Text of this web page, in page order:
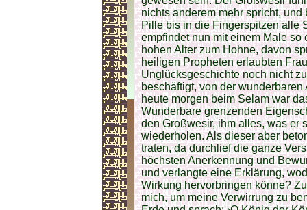
nichts anderem mehr spricht,
Pille bis in die Fingerspitzen alle
empfindet nun mit einem Male
hohen Alter zum Hohne, davon
heiligen Propheten erlaubten
Unglücksgeschichte noch nicht
beschäftigt, von der
heute morgen beim Selam war
Wunderbare grenzenden
den Großwesir, ihm alles, was er
wiederholen. Als dieser aber
traten, da durchlief die ganze
höchsten Anerkennung und
und verlangte eine Erklärung,
Wirkung hervorbringen könne?
mich, um meine Verwirrung zu